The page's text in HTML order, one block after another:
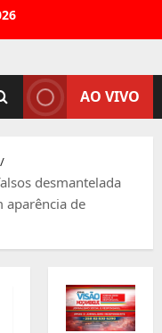
AO VIVO
desmantelada
aparência de